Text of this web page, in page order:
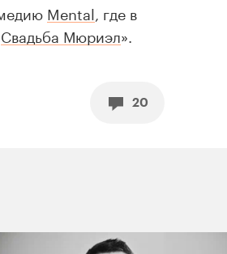
Mental , где в
Свадьба Мюриэл».
20